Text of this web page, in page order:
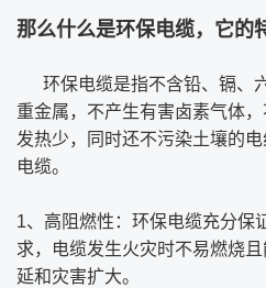
那么什么是环保电缆，它的
环保电缆是指不含铅、镉、
重金属，不产生有害卤素气体
发热少，同时还不污染土壤的
电缆。
1、高阻燃性：环保电缆充分保
求，电缆发生火灾时不易燃烧
延和灾害扩大。